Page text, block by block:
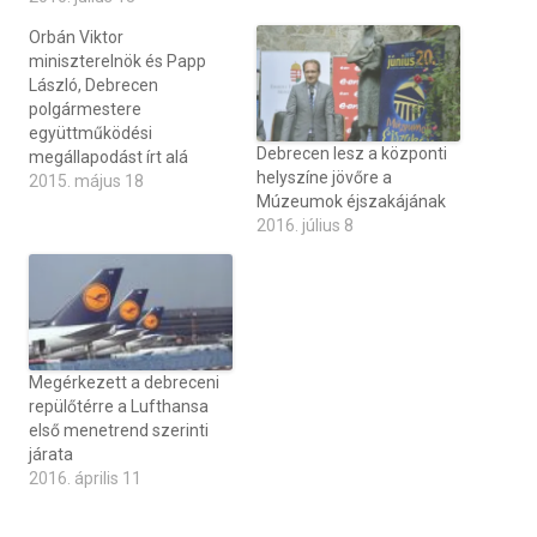
Orbán Viktor
miniszterelnök és Papp
László, Debrecen
polgármestere
együttműködési
megállapodást írt alá
2015. május 18
Debrecen lesz a központi
helyszíne jövőre a
Múzeumok éjszakájának
2016. július 8
Megérkezett a debreceni
repülőtérre a Lufthansa
első menetrend szerinti
járata
2016. április 11